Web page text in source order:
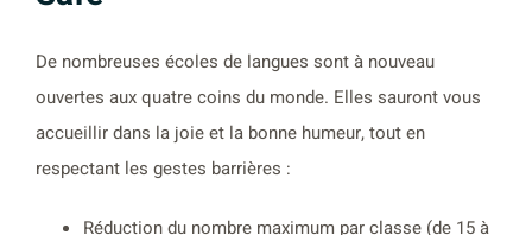
De nombreuses écoles de langues sont à nouveau
ouvertes aux quatre coins du monde. Elles sauront vous
accueillir dans la joie et la bonne humeur, tout en
respectant les gestes barrières :
Réduction du nombre maximum par classe (de 15 à